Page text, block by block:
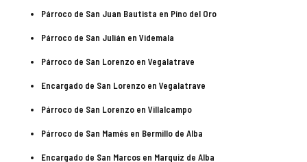
Párroco de San Juan Bautista en Pino del Oro
Párroco de San Julián en Videmala
Párroco de San Lorenzo en Vegalatrave
Encargado de San Lorenzo en Vegalatrave
Párroco de San Lorenzo en Villalcampo
Párroco de San Mamés en Bermillo de Alba
Encargado de San Marcos en Marquiz de Alba